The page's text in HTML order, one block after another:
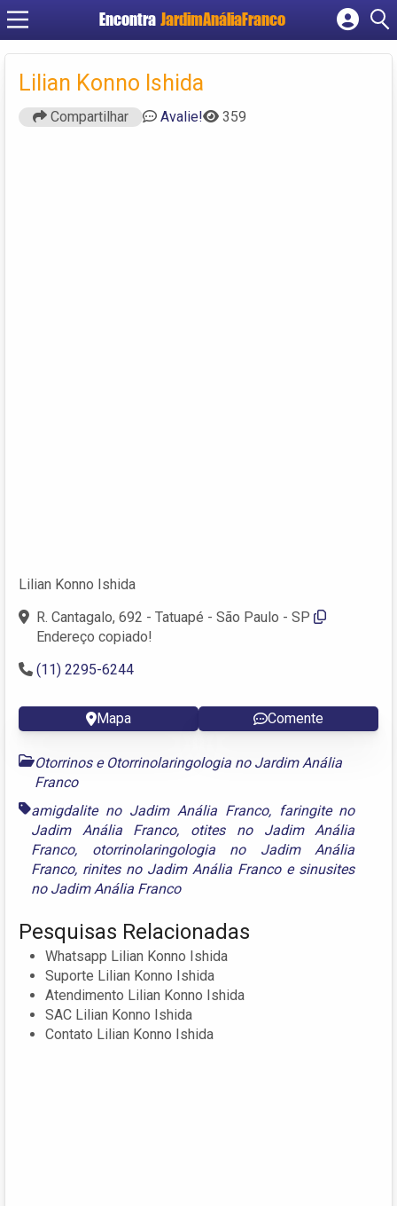
Encontra JardimAnáliaFranco
Cadastrar empresa
Criar conta
Lilian Konno Ishida
Compartilhar Avalie! 359
Lilian Konno Ishida
R. Cantagalo, 692 - Tatuapé - São Paulo - SP
Endereço copiado!
(11) 2295-6244 ‎
Mapa Comente
Otorrinos e Otorrinolaringologia no Jardim Anália
Franco
amigdalite no Jadim Anália Franco, faringite no
Jadim Anália Franco, otites no Jadim Anália
Franco, otorrinolaringologia no Jadim Anália
Franco, rinites no Jadim Anália Francoe sinusites
no Jadim Anália Franco
Pesquisas Relacionadas
Whatsapp Lilian Konno Ishida
Suporte Lilian Konno Ishida
Atendimento Lilian Konno Ishida
SAC Lilian Konno Ishida
Contato Lilian Konno Ishida